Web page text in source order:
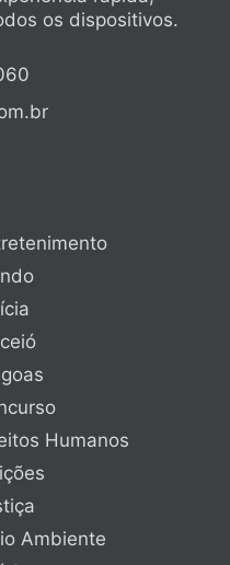
os dispositivos.
Humanos
Ambiente